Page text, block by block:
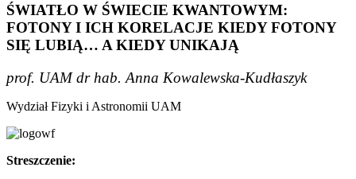
ŚWIATŁO W ŚWIECIE KWANTOWYM:
FOTONY I ICH KORELACJE KIEDY FOTONY
SIĘ LUBIĄ… A KIEDY UNIKAJĄ
prof. UAM dr hab. Anna Kowalewska-Kudłaszyk
Wydział Fizyki i Astronomii UAM
Streszczenie: